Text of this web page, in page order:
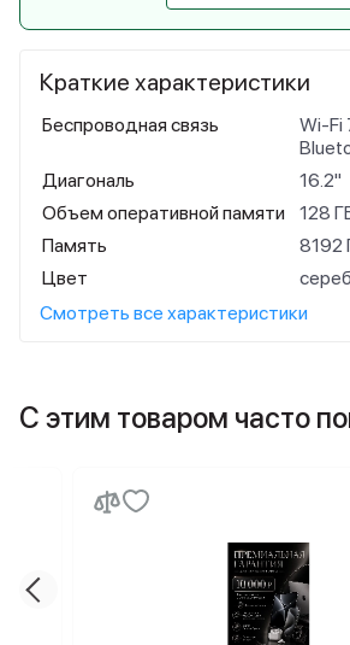
Краткие характеристики
Беспроводная связь
Wi-Fi
Диагональ
16.2"
Объем оперативной памяти
128
Память
8192
Цвет
Смотреть все характеристики
С этим товаром часто